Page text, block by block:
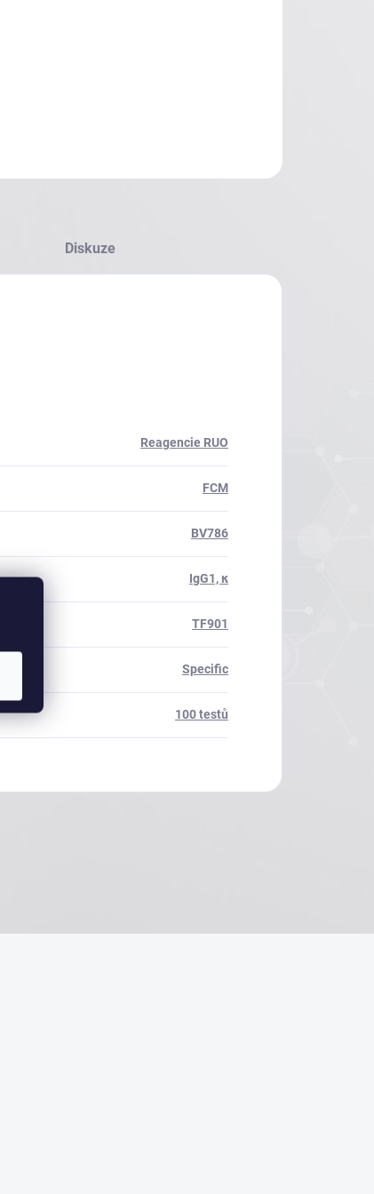
Diskuze
Reagencie RUO
FCM
BV786
IgG1, κ
TF901
Specific
100 testů